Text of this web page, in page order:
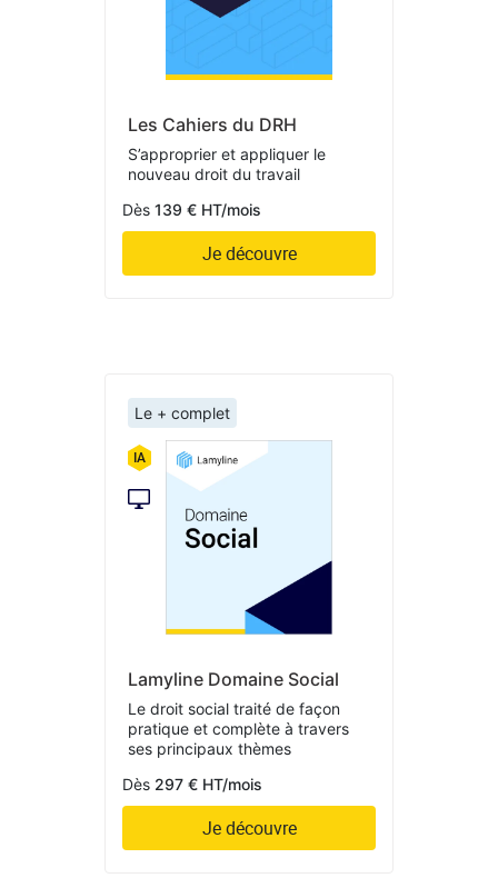
Les Cahiers du DRH
S’approprier et appliquer le
nouveau droit du travail
Dès 139 € HT/mois
Je découvre
Le + complet
Lamyline Domaine Social
Le droit social traité de façon
pratique et complète à travers
ses principaux thèmes
Dès 297 € HT/mois
Je découvre